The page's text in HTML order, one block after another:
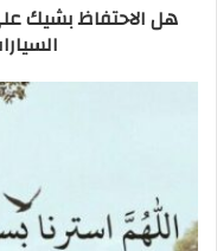
هل الاحتفاظ بشيك